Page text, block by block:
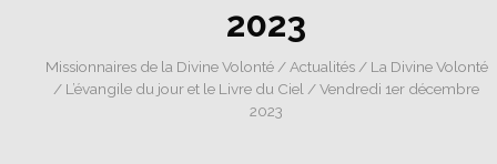
2023
Missionnaires de la Divine Volonté/ Actualités/ La Divine Volonté
/ L’évangile du jour et le Livre du Ciel / Vendredi 1er décembre
2023